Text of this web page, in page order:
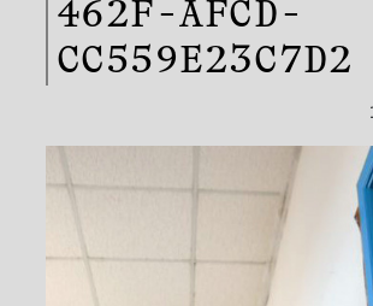
462F-AFCD-
CC559E23C7D2